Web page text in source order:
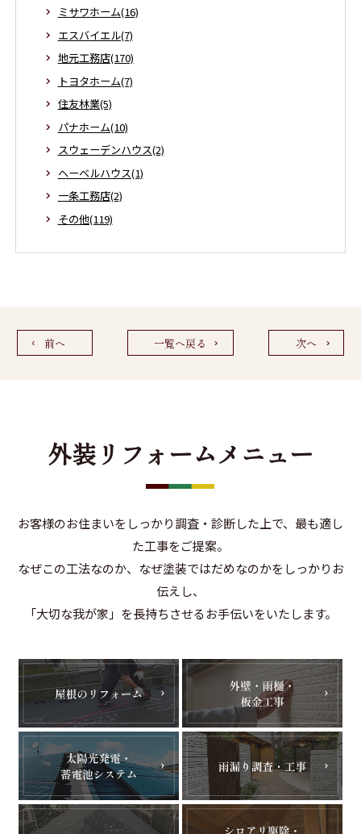
ミサワホーム(16)
エスバイエル(7)
地元工務店(170)
トヨタホーム(7)
住友林業(5)
パナホーム(10)
スウェーデンハウス(2)
ヘーベルハウス(1)
一条工務店(2)
その他(119)
前へ 一覧へ戻る 次へ
外装リフォームメニュー
お客様のお住まいをしっかり調査・診断した上で、最も適し
た工事をご提案。
なぜこの工法なのか、なぜ塗装ではだめなのかをしっかりお
伝えし、
「大切な我が家」を長持ちさせるお手伝いをいたします。